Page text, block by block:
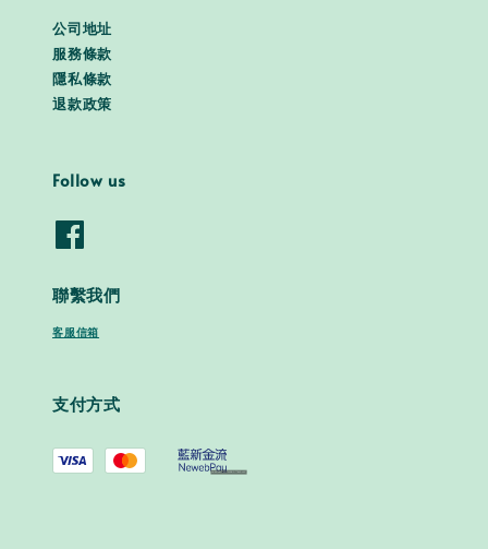
公司地址
服務條款
隱私條款
退款政策
Follow us
聯繫我們
客服信箱
支付方式